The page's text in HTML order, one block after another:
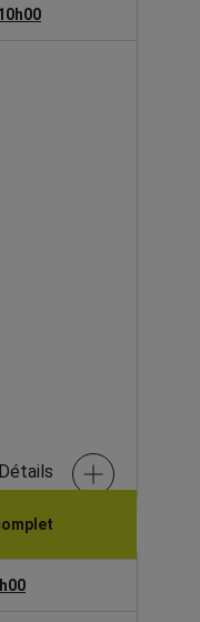
Détails